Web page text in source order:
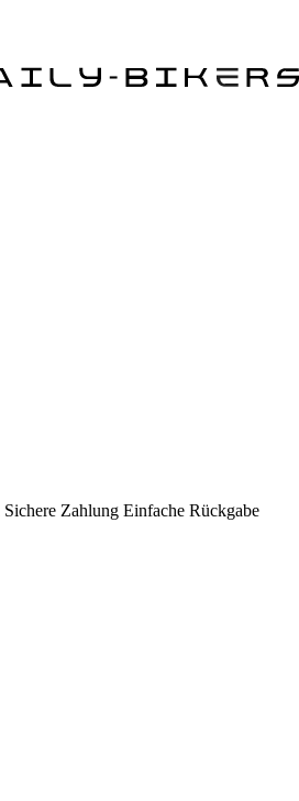
Sichere Zahlung Einfache Rückgabe